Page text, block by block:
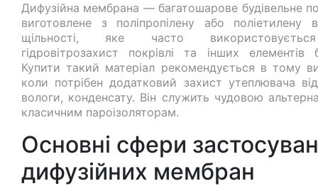
Дифузійна мембрана — багатошарове будівельне
виготовлене з поліпропілену або поліетилену
щільності, яке часто
гідровітрозахист покрівлі та інших елементів
Купити такий матеріал рекомендується в тому
коли потрібен додатковий захист утеплювача
вологи, конденсату. Він служить чудовою
класичним пароізоляторам.
Основні сфери
дифузійних мембран